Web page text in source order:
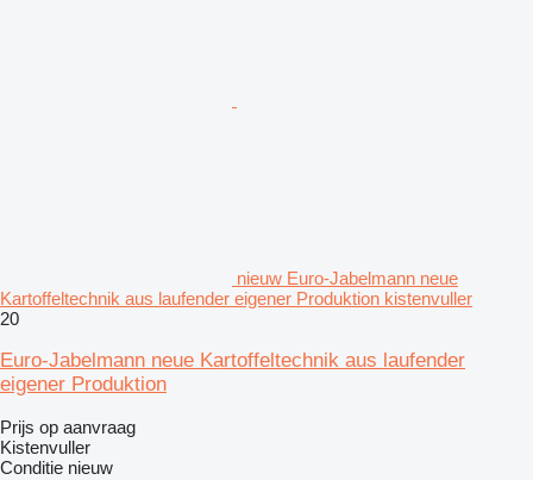
nieuw Euro-Jabelmann neue
Kartoffeltechnik aus laufender eigener Produktion kistenvuller
20
Euro-Jabelmann neue Kartoffeltechnik aus laufender
eigener Produktion
Prijs op aanvraag
Kistenvuller
Conditie nieuw